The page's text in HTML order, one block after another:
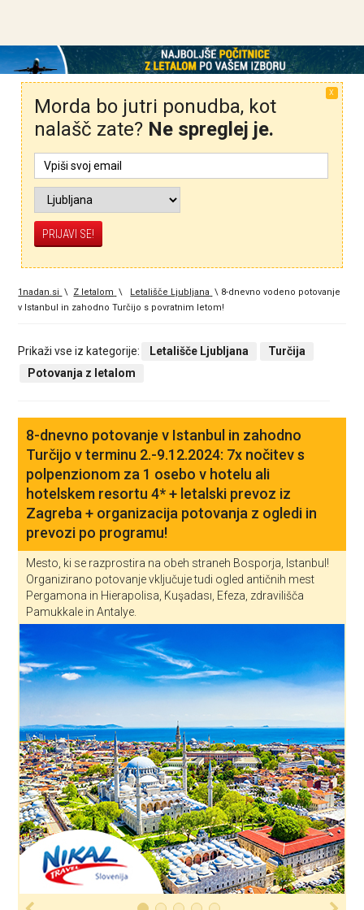
X
Morda bo jutri ponudba, kot
nalašč zate? Ne spreglej je.
1nadan.si \ Z letalom \ Letališče Ljubljana \ 8-dnevno vodeno potovanje
v Istanbul in zahodno Turčijo s povratnim letom!
Prikaži vse iz kategorije: Letališče Ljubljana
Turčija
Potovanja z letalom
8-dnevno potovanje v Istanbul in zahodno
Turčijo v terminu 2.-9.12.2024: 7x nočitev s
polpenzionom za 1 osebo v hotelu ali
hotelskem resortu 4* + letalski prevoz iz
Zagreba + organizacija potovanja z ogledi in
prevozi po programu!
Mesto, ki se razprostira na obeh straneh Bosporja, Istanbul!
Organizirano potovanje vključuje tudi ogled antičnih mest
Pergamona in Hierapolisa, Kuşadası, Efeza, zdravilišča
Pamukkale in Antalye.